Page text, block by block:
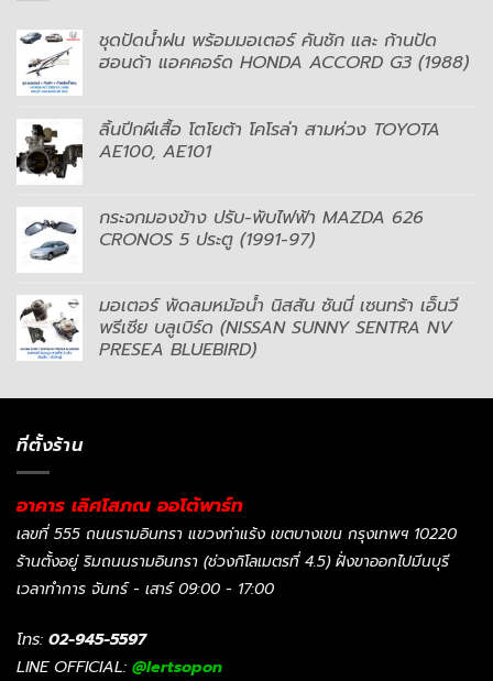
ชุดปัดน้ำฝน พร้อมมอเตอร์ คันชัก และ ก้านปัด
ฮอนด้า แอคคอร์ด HONDA ACCORD G3 (1988)
ลิ้นปีกผีเสื้อ โตโยต้า โคโรล่า สามห่วง TOYOTA
AE100, AE101
กระจกมองข้าง ปรับ-พับไฟฟ้า MAZDA 626
CRONOS 5 ประตู (1991-97)
มอเตอร์ พัดลมหม้อน้ำ นิสสัน ซันนี่ เซนทร้า เอ็นวี
พรีเซีย บลูเบิร์ด (NISSAN SUNNY SENTRA NV
PRESEA BLUEBIRD)
ที่ตั้งร้าน
อาคาร เลิศโสภณ ออโต้พาร์ท
เลขที่ 555 ถนนรามอินทรา แขวงท่าแร้ง เขตบางเขน กรุงเทพฯ 10220
ร้านตั้งอยู่ ริมถนนรามอินทรา (ช่วงกิโลเมตรที่ 4.5) ฝั่งขาออกไปมีนบุรี
เวลาทำการ จันทร์ - เสาร์ 09:00 - 17:00
โทร: 02-945-5597
LINE OFFICIAL: @lertsopon